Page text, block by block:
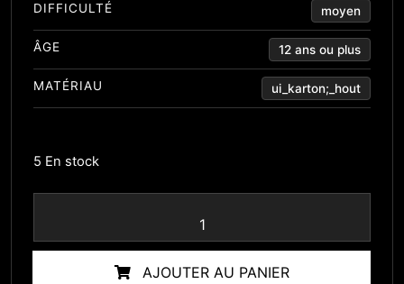
DIFFICULTÉ moyen
ÂGE 12 ans ou plus
MATÉRIAU ui_karton;_hout
5 En stock
AJOUTER AU PANIER